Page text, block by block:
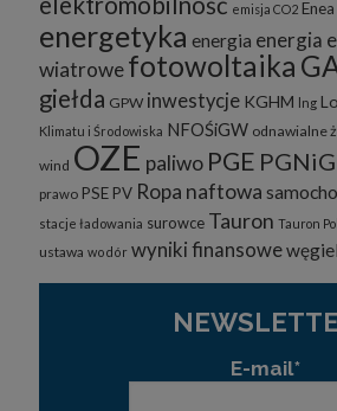
emisja CO2 Enea
energetyka energia energia
wiatrowefotowoltaika
giełda GPW inwestycje KGHM lng
Klimatu i Środowiska NFOŚiGW odnawialne
wind OZE paliwo PGE PGNiG
prawo PSE PV Ropa naftowa
stacje ładowania surowce Tauron Tauron
ustawa wodór wyniki finansowewęgiel
E-mail*